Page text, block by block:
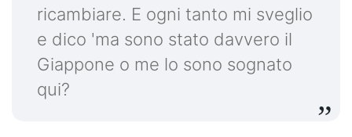
ricambiare. E ogni tanto mi sveglio
e dico 'ma sono stato davvero il
Giappone o me lo sono sognato
qui?